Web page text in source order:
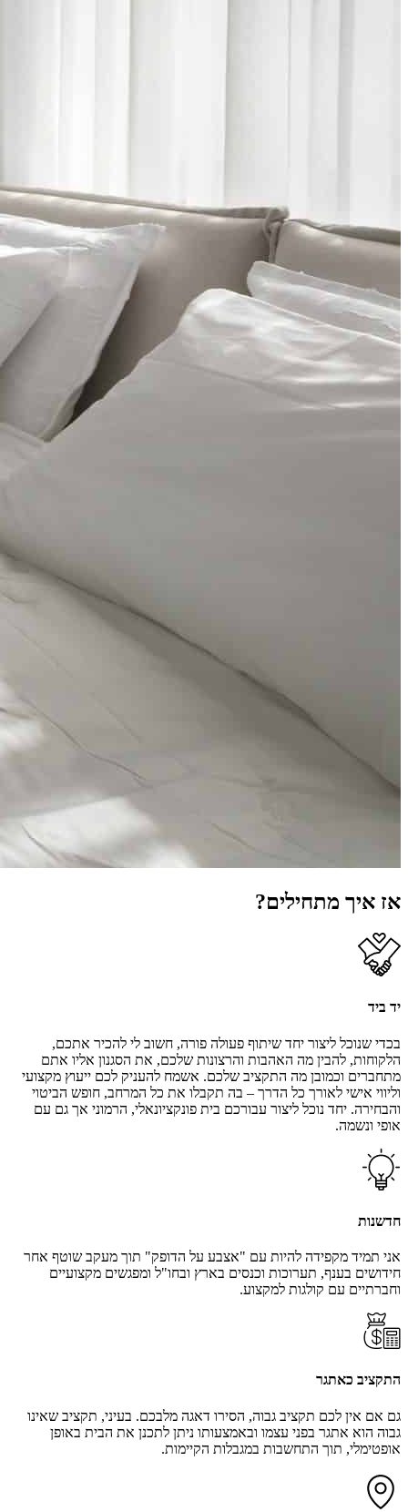
אז איך מתחילים?
יד ביד
בכדי שנוכל ליצור יחד שיתוף פעולה פורה, חשוב לי להכיר אתכם,
הלקוחות, להבין מה האהבות והרצונות שלכם, את הסגנון אליו אתם
מתחברים וכמובן מה התקציב שלכם. אשמח להעניק לכם ייעוץ מקצועי
וליווי אישי לאורך כל הדרך – בה תקבלו את כל המרחב, חופש הביטוי
והבחירה. יחד נוכל ליצור עבורכם בית פונקציונאלי, הרמוני אך גם עם
אופי ונשמה.
חדשנות
אני תמיד מקפידה להיות עם "אצבע על הדופק" תוך מעקב שוטף אחר
חידושים בענף, תערוכות וכנסים בארץ ובחו"ל ומפגשים מקצועיים
וחברתיים עם קולגות למקצוע.
התקציב כאתגר
גם אם אין לכם תקציב גבוה, הסירו דאגה מלבכם. בעיני, תקציב שאינו
גבוה הוא אתגר בפני עצמו ובאמצעותו ניתן לתכנן את הבית באופן
אופטימלי, תוך התחשבות במגבלות הקיימות.